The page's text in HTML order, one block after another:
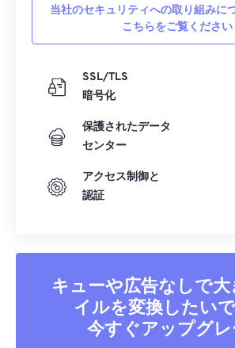
当社のセキュリティへの取り組みに
こちらをご覧ください
SSL/TLS
暗号化
保護されたデータ
センター
アクセス制御と
認証
キューや広告なしで
イルを変換したい
今すぐアップグレ